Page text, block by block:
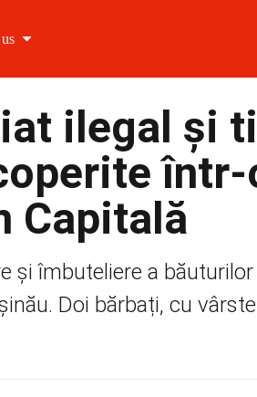
us on Twitter
us on Telegram
ilegal și
Capitală
și îmbuteliere a
Doi bărbați, cu